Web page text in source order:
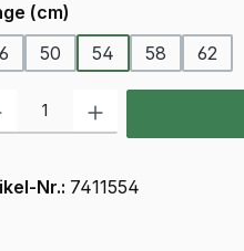
(cm)
50 54 58 62
Anzahl: Gib den
Nr.: 7411554